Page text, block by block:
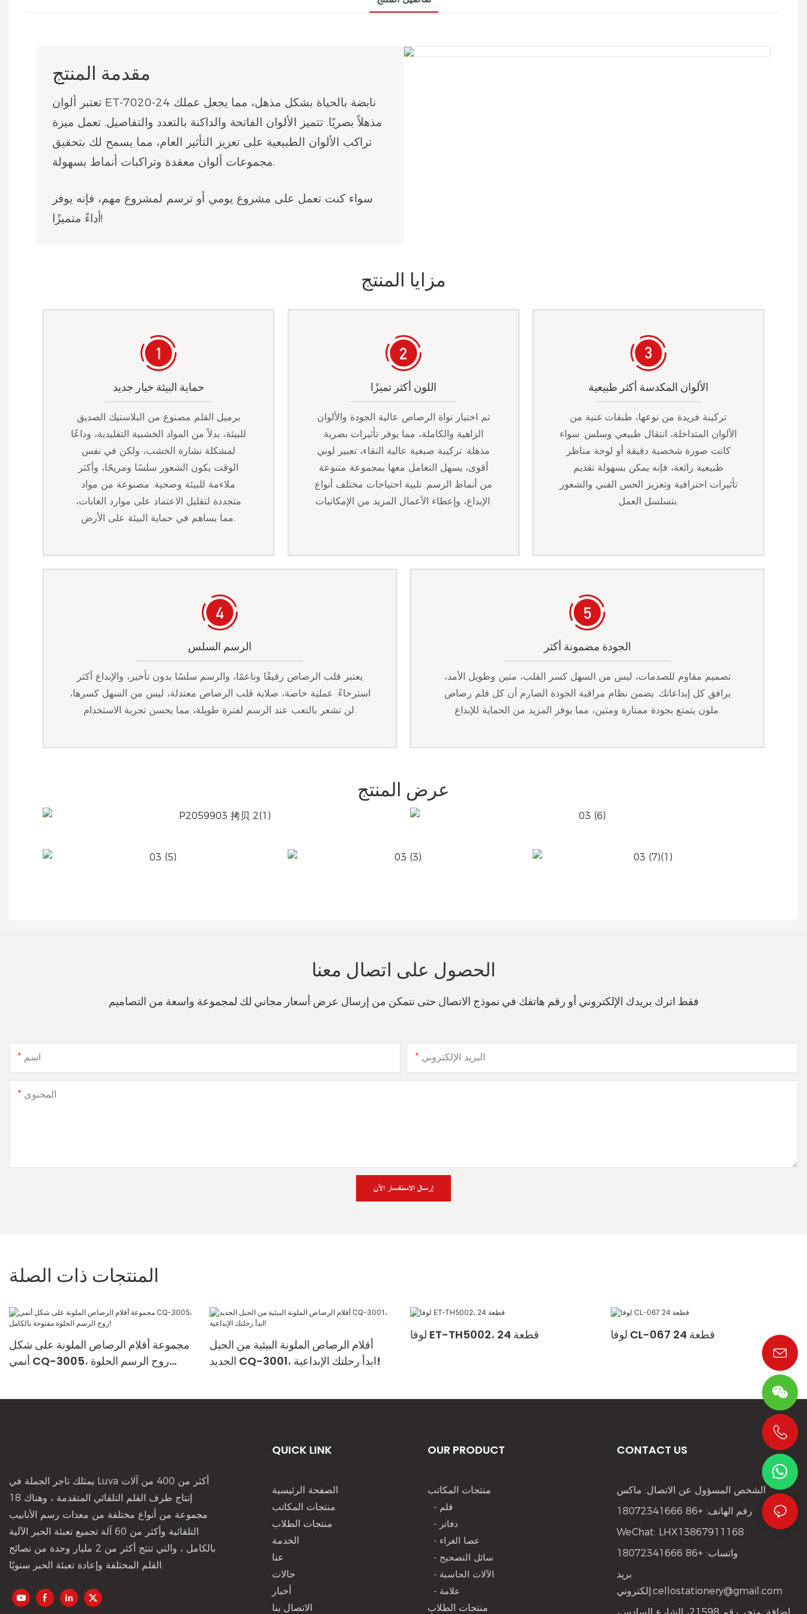
مقدمة المنتج
تعتبر ألوان ET-7020-24 نابضة بالحياة بشكل مذهل، مما يجعل عملك
مذهلاً بصريًا. تتميز الألوان الفاتحة والداكنة بالتعدد والتفاصيل. تعمل ميزة
تراكب الألوان الطبيعية على تعزيز التأثير العام، مما يسمح لك بتحقيق
مجموعات ألوان معقدة وتراكبات أنماط بسهولة.
سواء كنت تعمل على مشروع يومي أو ترسم لمشروع مهم، فإنه يوفر
أداءً متميزًا!
مزايا المنتج
حماية البيئة خيار جديد
برميل القلم مصنوع من البلاستيك الصديق
للبيئة، بدلاً من المواد الخشبية التقليدية، وداعًا
لمشكلة نشارة الخشب، ولكن في نفس
الوقت يكون الشعور سلسًا ومريحًا، وأكثر
ملاءمة للبيئة وصحية. مصنوعة من مواد
متجددة لتقليل الاعتماد على موارد الغابات،
مما يساهم في حماية البيئة على الأرض.
اللون أكثر تميزًا
تم اختيار نواة الرصاص عالية الجودة والألوان
الزاهية والكاملة، مما يوفر تأثيرات بصرية
مذهلة. تركيبة صبغية عالية النقاء، تعبير لوني
أقوى، يسهل التعامل معها بمجموعة متنوعة
من أنماط الرسم. تلبية احتياجات مختلف أنواع
الإبداع، وإعطاء الأعمال المزيد من الإمكانيات.
الألوان المكدسة أكثر طبيعية
تركيبة فريدة من نوعها، طبقات غنية من
الألوان المتداخلة، انتقال طبيعي وسلس. سواء
كانت صورة شخصية دقيقة أو لوحة مناظر
طبيعية رائعة، فإنه يمكن بسهولة تقديم
تأثيرات احترافية وتعزيز الحس الفني والشعور
بتسلسل العمل.
الرسم السلس
يعتبر قلب الرصاص رقيقًا وناعمًا، والرسم سلسًا بدون تأخير، والإبداع أكثر
استرخاءً. عملية خاصة، صلابة قلب الرصاص معتدلة، ليس من السهل كسرها،
لن تشعر بالتعب عند الرسم لفترة طويلة، مما يحسن تجربة الاستخدام.
الجودة مضمونة أكثر
تصميم مقاوم للصدمات، ليس من السهل كسر القلب، متين وطويل الأمد،
يرافق كل إبداعاتك. يضمن نظام مراقبة الجودة الصارم أن كل قلم رصاص
ملون يتمتع بجودة ممتازة ومتين، مما يوفر المزيد من الحماية للإبداع.
عرض المنتج
الحصول على اتصال معنا
فقط اترك بريدك الإلكتروني أو رقم هاتفك في نموذج الاتصال حتى نتمكن من إرسال عرض أسعار مجاني لك لمجموعة واسعة من التصاميم
اسم البريد الإلكتروني
المحتوى
إرسال الاستفسار الآن
المنتجات ذات الصلة
مجموعة أقلام الرصاص الملونة على شكل
أنمي CQ-3005، روح الرسم الحلوة
أقلام الرصاص الملونة البيئية من الجيل
الجديد CQ-3001، ابدأ رحلتك الإبداعية!
لوفا ET-TH5002، 24 قطعة لوفا CL-067 24 قطعة
يمتلك تاجر الجملة في Luva أكثر من 400 من آلات
إنتاج طرف القلم التلقائي المتقدمة ، وهناك 18
مجموعة من أنواع مختلفة من معدات رسم الأنابيب
التلقائية وأكثر من 60 آلة تجميع تعبئة الحبر الآلية
بالكامل ، والتي تنتج أكثر من 2 مليار وحدة من نصائح
QUICK LINK
الصفحة الرئيسية
منتجات المكاتب
منتجات الطلاب
الخدمة
عنا
حالات
أخبار
الاتصال بنا
OUR PRODUCT
منتجات المكاتب
- قلم
- دفاتر
- عصا الغراء
- سائل التصحيح
- الآلات الحاسبة
- علامة
منتجات الطلاب
CONTACT US
الشخص المسؤول عن الاتصال: ماكس
رقم الهاتف: +86 18072341666
WeChat: LHX13867911168
واتساب: +86 18072341666
بريد
إلكتروني:cellostationery@gmail.com